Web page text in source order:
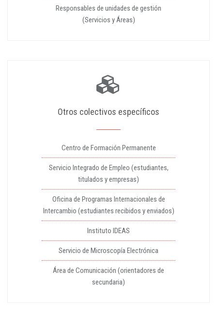
Responsables de unidades de gestión
(Servicios y Áreas)
Otros colectivos específicos
Centro de Formación Permanente
Servicio Integrado de Empleo (estudiantes,
titulados y empresas)
Oficina de Programas Internacionales de
Intercambio (estudiantes recibidos y enviados)
Instituto IDEAS
Servicio de Microscopía Electrónica
Área de Comunicación (orientadores de
secundaria)